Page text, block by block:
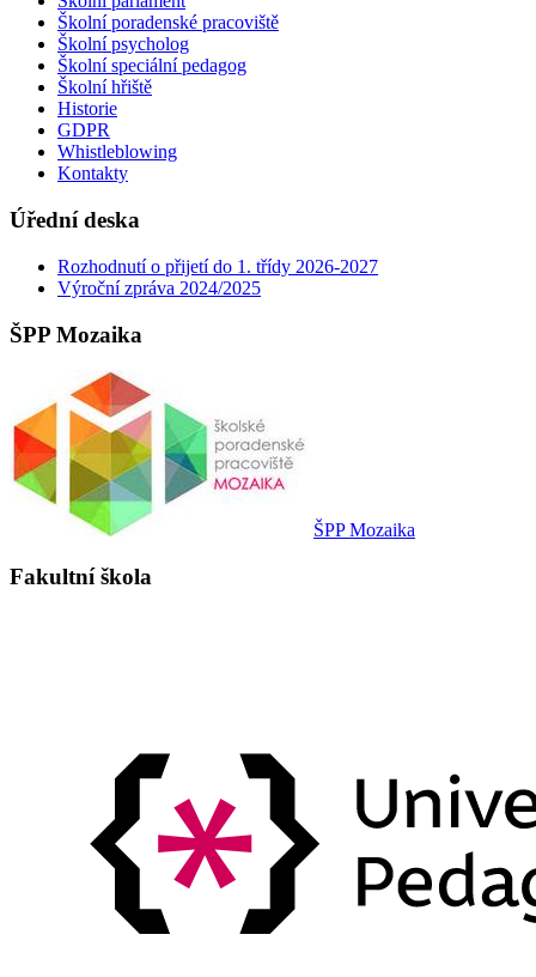
Školní poradenské pracoviště
Školní psycholog
Školní speciální pedagog
Školní hřiště
Historie
GDPR
Whistleblowing
Kontakty
Úřední deska
Rozhodnutí o přijetí do 1. třídy 2026-2027
Výroční zpráva 2024/2025
ŠPP Mozaika
ŠPP Mozaika
Fakultní škola